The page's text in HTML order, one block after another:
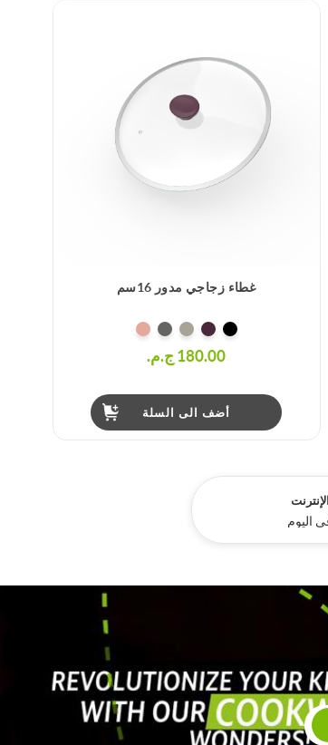
غطاء زجاجي مدور 16سم
180.00 ج.م.‏
أضف الى السلة